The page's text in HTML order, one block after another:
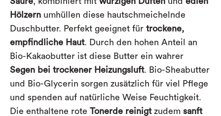
Hölzern umhüllen diese hautschmeichelnde
Duschbutter. Perfekt geeignet für trockene,
empfindliche Haut. Durch den hohen Anteil an
Bio-Kakaobutter ist diese Butter ein wahrer
Segen bei trockener Heizungsluft. Bio-Sheabutter
und Bio-Glycerin sorgen zusätzlich für viel Pflege
und spenden auf natürliche Weise Feuchtigkeit.
Die enthaltene rote Tonerde reinigt zudem sanft